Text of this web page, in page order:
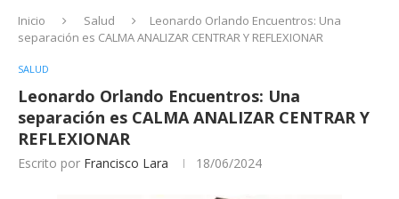
Inicio Salud
Leonardo Orlando Encuentros: Una
separación es CALMA ANALIZAR CENTRAR Y REFLEXIONAR
SALUD
Leonardo Orlando Encuentros: Una
separación es CALMA ANALIZAR CENTRAR Y
REFLEXIONAR
Escrito por Francisco Lara 18/06/2024